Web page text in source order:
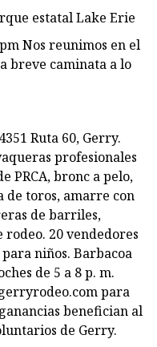
estatal Lake Erie
Nos reunimos en el
breve caminata a lo
Ruta 60, Gerry.
profesionales
PRCA, bronc a pelo,
de toros, amarre con
de barriles,
rodeo. 20 vendedores
niños. Barbacoa
de 5 a 8 p. m.
para
benefician al
de Gerry.